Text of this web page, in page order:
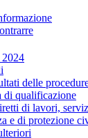
delle
di qualificazione
di lavori,
e di protezione